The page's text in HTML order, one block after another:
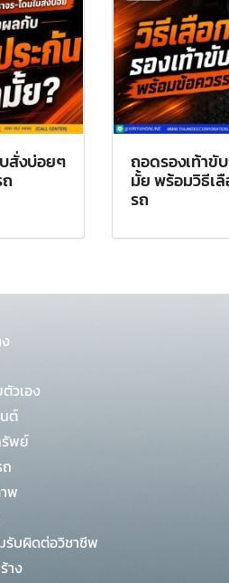
สั่งบ่อยๆ ถอดรองเท้า
มั้ย พร้อมวิธีเลื
รถ
วเอง
ต์
พย์
พ
รับผิดต่อวิชาชีพ
าง